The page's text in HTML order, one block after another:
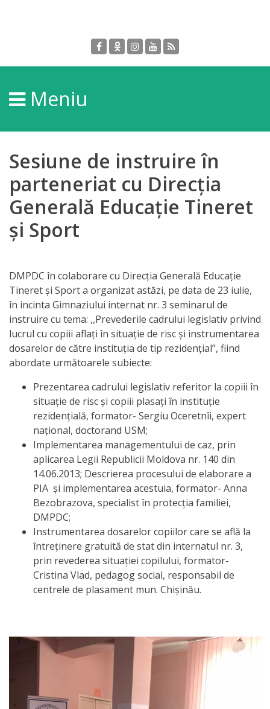
DGPDC
Informații
despre
DGPDC
Subdiviziuni/Servicii
Structura
Strategia
Orarul
audienței
Managementul
instituției
Planuri
de
activitate
Parteneriate
Proiecte
Rapoarte
de
activitate
Transparență
publice
de
Meniu
Sesiune de instruire în
parteneriat cu Direcția
Generală Educație Tineret
și Sport
DMPDC în colaborare cu Direcția Generală Educație
Tineret și Sport a organizat astăzi, pe data de 23 iulie,
în incinta Gimnaziului internat nr. 3 seminarul de
instruire cu tema: ,,Prevederile cadrului legislativ privind
lucrul cu copiii aflați în situație de risc și instrumentarea
dosarelor de către instituția de tip rezidențial”, fiind
abordate următoarele subiecte:
Prezentarea cadrului legislativ referitor la copiii în
situație de risc și copiii plasați în instituție
rezidențială, formator- Sergiu Oceretnîi, expert
național, doctorand USM;
Implementarea managementului de caz, prin
aplicarea Legii Republicii Moldova nr. 140 din
14.06.2013; Descrierea procesului de elaborare a
PIA și implementarea acestuia, formator- Anna
Bezobrazova, specialist în protecția familiei,
DMPDC;
Instrumentarea dosarelor copiilor care se află la
întreținere gratuită de stat din internatul nr. 3,
prin revederea situației copilului, formator-
Cristina Vlad, pedagog social, responsabil de
centrele de plasament mun. Chișinău.